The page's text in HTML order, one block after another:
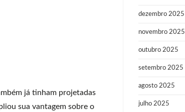
já tinham projetadas
sua vantagem sobre o
dezembro 2025
novembro 2025
outubro 2025
setembro 2025
agosto 2025
julho 2025